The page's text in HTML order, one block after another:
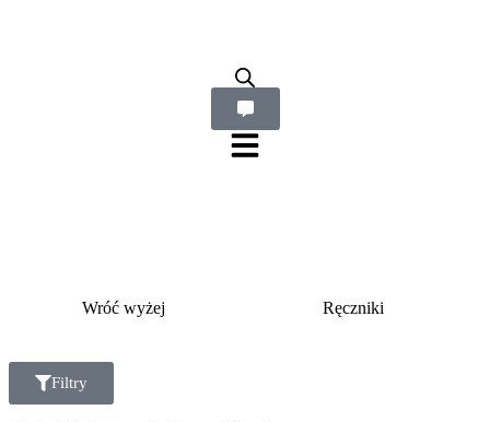
Wróć wyżej Ręczniki
Filtry